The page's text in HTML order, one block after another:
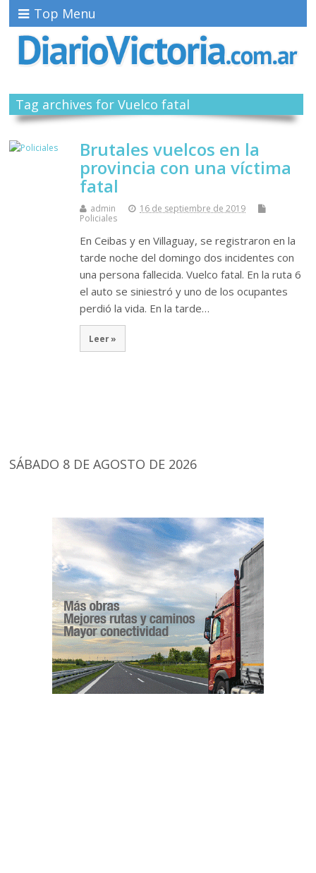
Top Menu
Tag archives for Vuelco fatal
Brutales vuelcos en la
provincia con una víctima
fatal
admin
16 de septiembre de 2019
Policiales
En Ceibas y en Villaguay, se registraron en la
tarde noche del domingo dos incidentes con
una persona fallecida. Vuelco fatal. En la ruta 6
el auto se siniestró y uno de los ocupantes
perdió la vida. En la tarde…
Leer »
SÁBADO 8 DE AGOSTO DE 2026